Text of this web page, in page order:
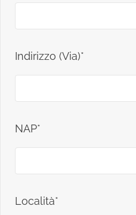
Indirizzo (Via)*
NAP*
Località*